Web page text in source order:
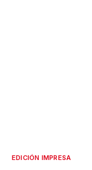
EDICIÓN IMPRESA